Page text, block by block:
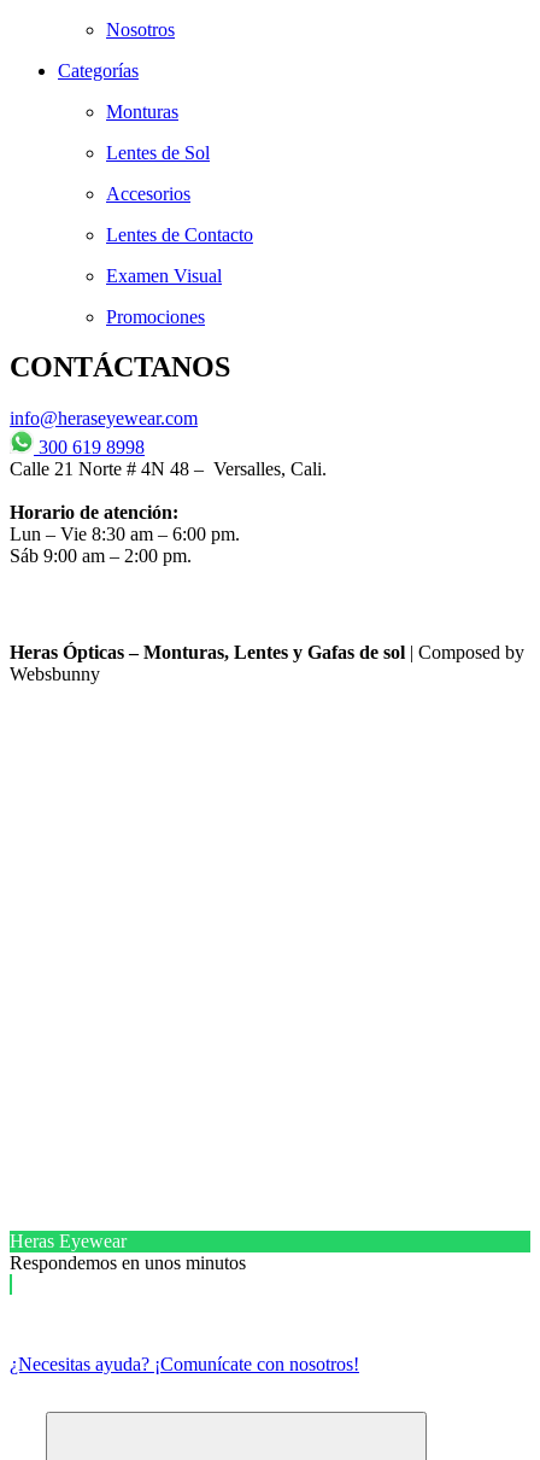
Nosotros
Categorías
Monturas
Lentes de Sol
Accesorios
Lentes de Contacto
Examen Visual
Promociones
CONTÁCTANOS
info@heraseyewear.com
300 619 8998
Calle 21 Norte # 4N 48 – Versalles, Cali.
Horario de atención:
Lun – Vie 8:30 am – 6:00 pm.
Sáb 9:00 am – 2:00 pm.
Heras Ópticas – Monturas, Lentes y Gafas de sol | Composed by
Websbunny
Heras Eyewear
Respondemos en unos minutos
¿Necesitas ayuda? ¡Comunícate con nosotros!